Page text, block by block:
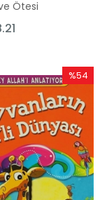
Ötesi
%54
İndirim